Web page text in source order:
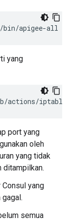
bin/apigee-all
yang
actions/
port yang
oleh
yang tidak
ditampilkan.
yang
gagal.
semua